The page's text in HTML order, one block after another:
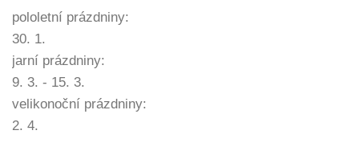
pololetní prázdniny:
30. 1.
jarní prázdniny:
9. 3. - 15. 3.
velikonoční prázdniny:
2. 4.